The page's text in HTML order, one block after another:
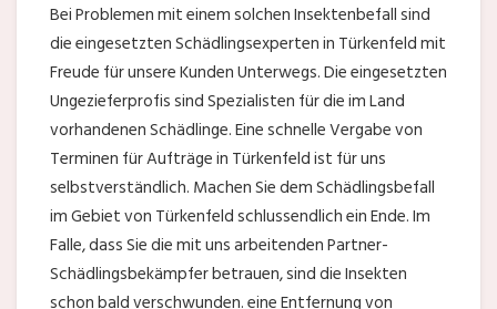
Bei Problemen mit einem solchen Insektenbefall sind
die eingesetzten Schädlingsexperten in Türkenfeld mit
Freude für unsere Kunden Unterwegs. Die eingesetzten
Ungezieferprofis sind Spezialisten für die im Land
vorhandenen Schädlinge. Eine schnelle Vergabe von
Terminen für Aufträge in Türkenfeld ist für uns
selbstverständlich. Machen Sie dem Schädlingsbefall
im Gebiet von Türkenfeld schlussendlich ein Ende. Im
Falle, dass Sie die mit uns arbeitenden Partner-
Schädlingsbekämpfer betrauen, sind die Insekten
schon bald verschwunden. eine Entfernung von